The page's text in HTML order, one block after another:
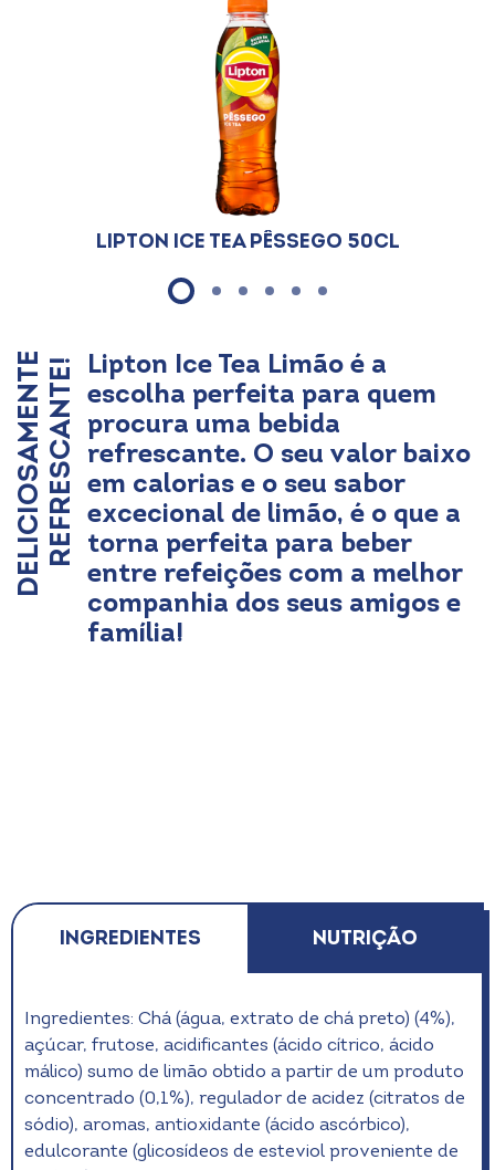
Lipton Ice Tea Pêssego 50cl
D
E
L
I
C
I
O
S
A
M
E
N
T
E
R
E
F
R
E
S
C
A
N
T
E
!
Lipton Ice Tea Limão é a
escolha perfeita para quem
procura uma bebida
refrescante. O seu valor baixo
em calorias e o seu sabor
excecional de limão, é o que a
torna perfeita para beber
entre refeições com a melhor
companhia dos seus amigos e
família!
Ingredientes Nutrição
Ingredientes: Chá (água, extrato de chá preto) (4%),
açúcar, frutose, acidificantes (ácido cítrico, ácido
málico) sumo de limão obtido a partir de um produto
concentrado (0,1%), regulador de acidez (citratos de
sódio), aromas, antioxidante (ácido ascórbico),
edulcorante (glicosídeos de esteviol proveniente de